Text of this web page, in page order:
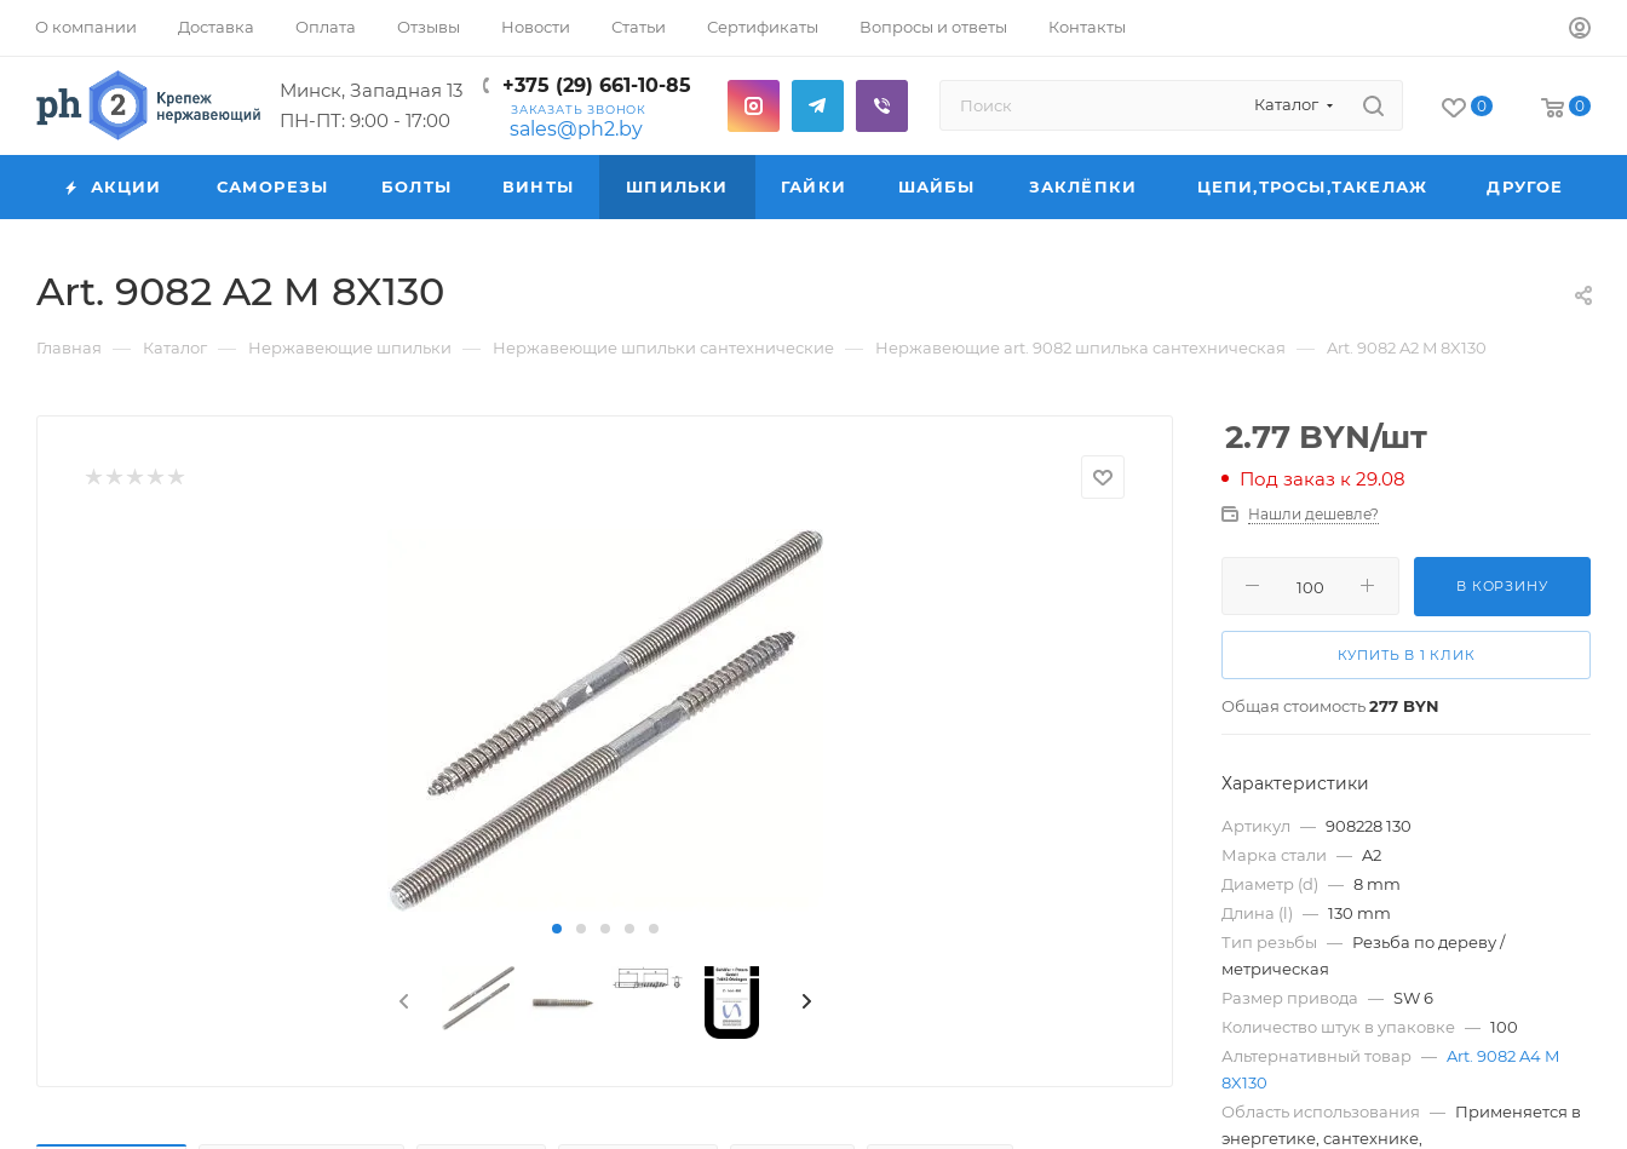
О компании Доставка Оплата Отзывы Новости Статьи Сертификаты Вопросы и ответы Контакты
Минск, Западная 13
ПН-ПТ: 9:00 - 17:00
+375 (29) 661-10-85
ЗАКАЗАТЬ ЗВОНОК
sales@ph2.by
Каталог 0 0
АКЦИИ САМОРЕЗЫ БОЛТЫ ВИНТЫ ШПИЛЬКИ ГАЙКИ ШАЙБЫ ЗАКЛЁПКИ ЦЕПИ,ТРОСЫ,ТАКЕЛАЖ ДРУГОЕ
Art. 9082 A2 M 8X130
Главная — Каталог — Нержавеющие шпильки — Нержавеющие шпильки сантехнические — Нержавеющие art. 9082 шпилька сантехническая — Art. 9082 A2 M 8X130
2.77 BYN/шт
Под заказ к 29.08
Нашли дешевле?
В КОРЗИНУ
КУПИТЬ В 1 КЛИК
Общая стоимость277 BYN
Характеристики
Артикул — 908228 130
Марка стали — A2
Диаметр (d) — 8 mm
Длина (l) — 130 mm
Тип резьбы — Резьба по дереву /
метрическая
Размер привода — SW 6
Количество штук в упаковке — 100
Альтернативный товар — Art. 9082 A4 M
8X130
Область использования — Применяется в
энергетике, сантехнике,